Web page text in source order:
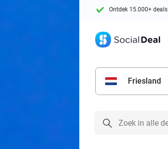
Ontdek 15.000+ deals
Friesland